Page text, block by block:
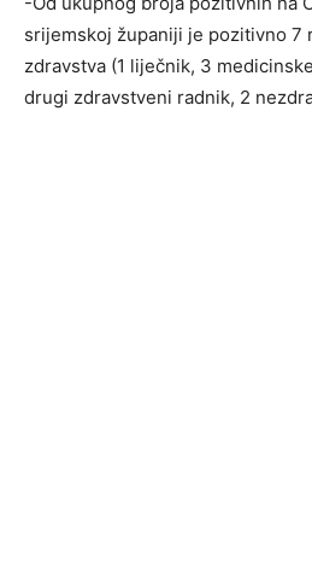
srijemskoj županiji je pozitivno 7
zdravstva (1 liječnik, 3
drugi zdravstveni radnik, 2